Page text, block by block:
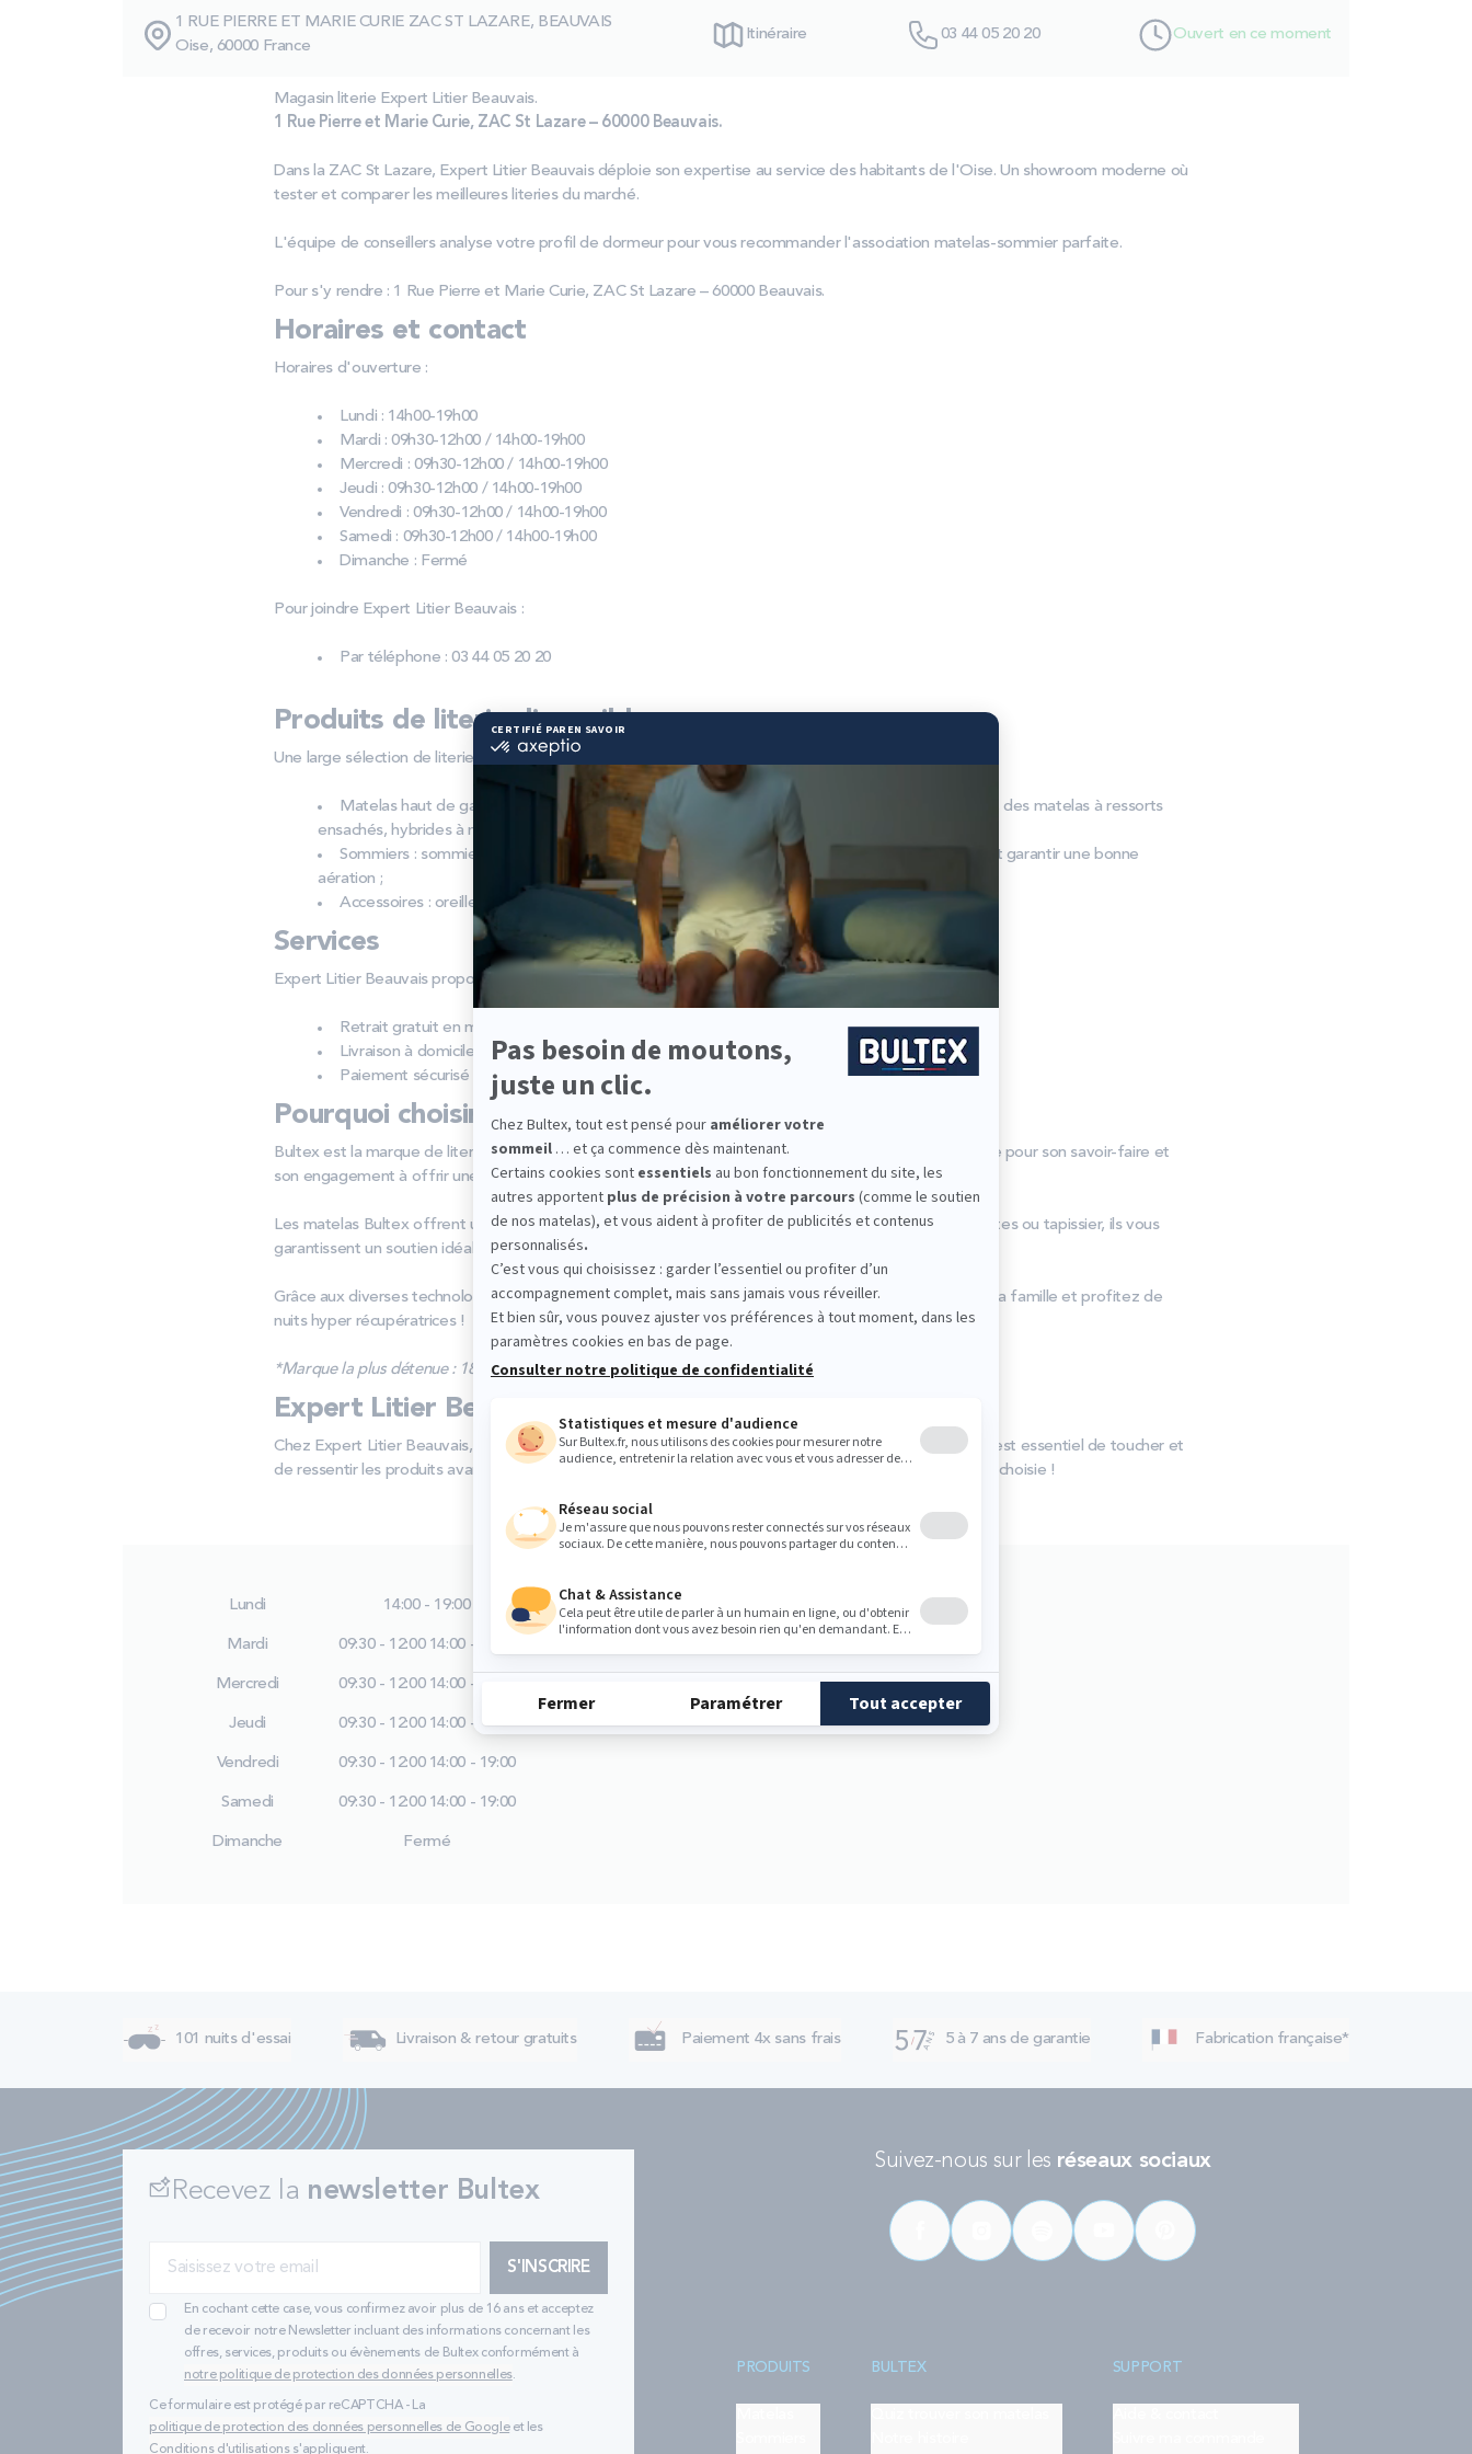
1 RUE PIERRE ET MARIE CURIE ZAC ST LAZARE, BEAUVAIS
Oise, 60000 France
Itinéraire 03 44 05 20 20 Ouvert en ce moment
Magasin literie Expert Litier Beauvais.
1 Rue Pierre et Marie Curie, ZAC St Lazare – 60000 Beauvais.
Dans la ZAC St Lazare, Expert Litier Beauvais déploie son expertise au service des habitants de l'Oise. Un showroom moderne où
tester et comparer les meilleures literies du marché.
L'équipe de conseillers analyse votre profil de dormeur pour vous recommander l'association matelas-sommier parfaite.
Pour s'y rendre : 1 Rue Pierre et Marie Curie, ZAC St Lazare – 60000 Beauvais.
Horaires et contact
Horaires d'ouverture :
Lundi : 14h00-19h00
Mardi : 09h30-12h00 / 14h00-19h00
Mercredi : 09h30-12h00 / 14h00-19h00
Jeudi : 09h30-12h00 / 14h00-19h00
Vendredi : 09h30-12h00 / 14h00-19h00
Samedi : 09h30-12h00 / 14h00-19h00
Dimanche : Fermé
Pour joindre Expert Litier Beauvais :
Par téléphone : 03 44 05 20 20
Produits de literie disponibles
Une large sélection de literie est disponible chez Expert Litier Beauvais :
Matelas haut de gamme : des modèles de premier choix comme les matelas BULTEX® nano, des matelas à ressorts
ensachés, hybrides à mémoire de forme, etc. ;
Sommiers : sommiers traditionnels ou tapissiers pour compléter le soutien de votre matelas et garantir une bonne
aération ;
Accessoires : oreillers, couettes, linge de lit, têtes de lit, etc. pour un ensemble complet.
Services
Expert Litier Beauvais propose divers services pour faciliter votre expérience d'achat :
Retrait gratuit en magasin : commandez et récupérez vos produits directement sur place ;
Livraison à domicile : livraison rapide et soignée ;
Paiement sécurisé : réglez sereinement grâce à un système de paiement sécurisé.
Pourquoi choisir Bultex comme literie ?
Bultex est la marque de literie préférée des Français*, largement reconnue par les experts du domaine pour son savoir-faire et
son engagement à offrir une qualité de sommeil optimale.
Les matelas Bultex offrent un choix varié de fermeté et de confort. Accompagnés d'un sommier à lattes ou tapissier, ils vous
garantissent un soutien idéal, adapté à votre morphologie.
Grâce aux diverses technologies de la marque Bultex, confectionnez vos ensembles literie pour toute la famille et profitez de
nuits hyper récupératrices !
*Marque la plus détenue : 18 599 personnes interrogées de février 2019 à mars 2025. Institut Iligo.
Expert Litier Beauvais : essayez avant d'acheter
Chez Expert Litier Beauvais, vous avez la possibilité d'essayer les matelas directement en magasin ! Il est essentiel de toucher et
de ressentir les produits avant de les acheter : un bon sommeil commence par une literie parfaitement choisie !
Heures
Lundi 14:00 - 19:00
Mardi 09:30 - 12:00 14:00 - 19:00
Mercredi 09:30 - 12:00 14:00 - 19:00
Jeudi 09:30 - 12:00 14:00 - 19:00
Vendredi 09:30 - 12:00 14:00 - 19:00
Samedi 09:30 - 12:00 14:00 - 19:00
Dimanche Fermé
101 nuits d'essai Livraison & retour gratuits Paiement 4x sans frais 5 à 7 ans de garantie Fabrication française*
Recevez la newsletter Bultex
S'INSCRIRE
En cochant cette case, vous confirmez avoir plus de 16 ans et acceptez
de recevoir notre Newsletter incluant des informations concernant les
offres, services, produits ou évènements de Bultex conformément à
notre politique de protection des données personnelles.
Ce formulaire est protégé par reCAPTCHA - La
politique de protection des données personnelles de Googleet les
Conditions d'utilisationss'appliquent.
Suivez-nous sur les réseaux sociaux
PRODUITS BULTEX SUPPORT